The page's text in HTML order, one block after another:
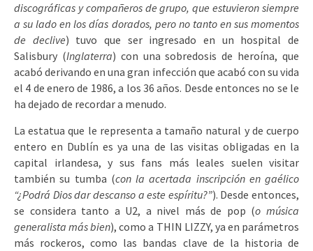
discográficas y compañeros de grupo, que estuvieron siempre
a su lado en los días dorados, pero no tanto en sus momentos
de declive) tuvo que ser ingresado en un hospital de
Salisbury (Inglaterra) con una sobredosis de heroína, que
acabó derivando en una gran infección que acabó con su vida
el 4 de enero de 1986, a los 36 años. Desde entonces no se le
ha dejado de recordar a menudo.
La estatua que le representa a tamaño natural y de cuerpo
entero en Dublín es ya una de las visitas obligadas en la
capital irlandesa, y sus fans más leales suelen visitar
también su tumba (con la acertada inscripción en gaélico
“¿Podrá Dios dar descanso a este espíritu?”). Desde entonces,
se considera tanto a U2, a nivel más de pop (o música
generalista más bien), como a THIN LIZZY, ya en parámetros
más rockeros, como las bandas clave de la historia de